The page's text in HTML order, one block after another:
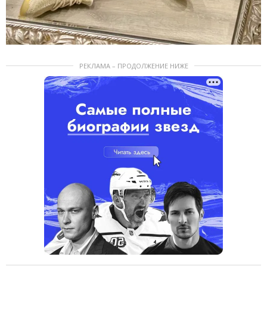
РЕКЛАМА – ПРОДОЛЖЕНИЕ НИЖЕ